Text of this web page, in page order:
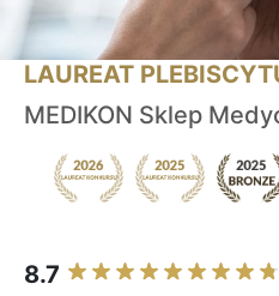
LAUREAT
MEDIKON Sklep
8.7